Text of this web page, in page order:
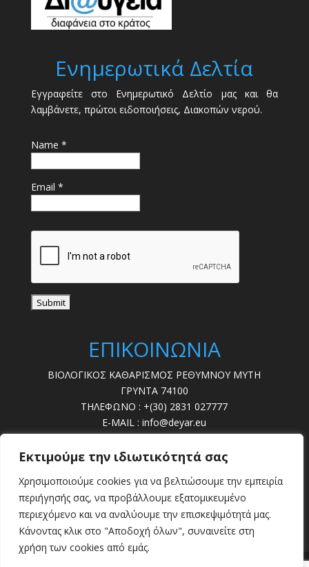
Εκτιμούμε την ιδιωτικότητά σας
Χρησιμοποιούμε cookies για να βελτιώσουμε την εμπειρία
περιήγησής σας, να προβάλλουμε εξατομικευμένο
περιεχόμενο και να αναλύουμε την επισκεψιμότητά μας.
Κάνοντας κλικ στο "Αποδοχή όλων", συναινείτε στη
χρήση των cookies από εμάς.
Ενημερωτικά Δελτία
Εγγραφείτε στο Ενημερωτικό Δελτίο μας και θα
λαμβάνετε, πρώτοι ειδοποιήσεις, Διακοπών νερού.
Name *
Email *
ΕΠΙΚΟΙΝΩΝΙΑ
ΒΙΟΛΟΓΙΚΟΣ ΚΑΘΑΡΙΣΜΟΣ ΡΕΘΥΜΝΟΥ ΜΥΤΗ
ΓΡΥΝΤΑ 74100
ΤΗΛΕΦΩΝΟ : +(30) 2831 027777
E-MAIL : info@deyar.eu
ΩΡΕΣ ΛΕΙΤ. : 07:30 – 15:00
ΒΛΑΒΕΣ : 28310 22789